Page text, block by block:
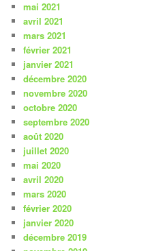
mai 2021
avril 2021
mars 2021
février 2021
janvier 2021
décembre 2020
novembre 2020
octobre 2020
septembre 2020
août 2020
juillet 2020
mai 2020
avril 2020
mars 2020
février 2020
janvier 2020
décembre 2019